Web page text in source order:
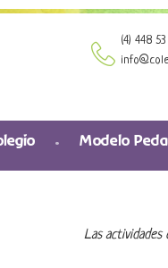
(4) 448
Modelo
Las actividades